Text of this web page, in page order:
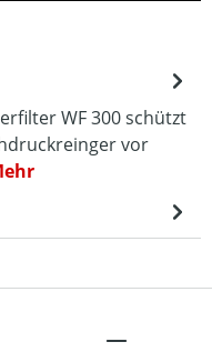
WF 300 schützt
vor